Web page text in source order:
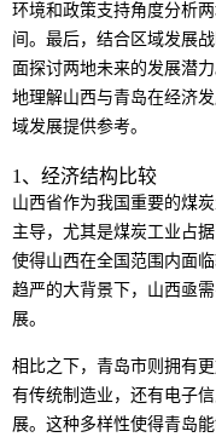
环境和政策支持角度分析
间。最后，结合区域发展
面探讨两地未来的发展潜
地理解山西与青岛在经济
域发展提供参考。
1、经济结构比较
山西省作为我国重要的煤
主导，尤其是煤炭工业占
使得山西在全国范围内面
趋严的大背景下，山西亟
展。
相比之下，青岛市则拥有
有传统制造业，还有电子
展。这种多样性使得青岛